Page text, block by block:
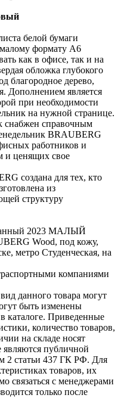
белой бумаги
формату А6
как в офисе, так и на
обложка глубокого
благородное дерево,
Дополнением является
при необходимости
на нужной странице.
снабжен справочным
BRAUBERG
работников и
и ценящих свое
создана для тех, кто
из
структуру
2023 МАЛЫЙ
Wood, под кожу,
метро Студенческая, на
компаниями
данного товара могут
быть изменены
каталоге. Приведенные
количество товаров,
на складе носят
являются публичной
2 статьи 437 ГК РФ. Для
товаров, их
связаться с менеджерами
только после